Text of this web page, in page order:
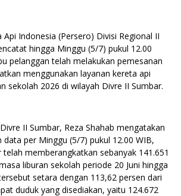
Api Indonesia (Persero) Divisi Regional II
hingga Minggu (5/7) pukul 12.00
pelanggan telah melakukan pemesanan
menggunakan layanan kereta api
sekolah 2026 di wilayah Divre II Sumbar.
II Sumbar, Reza Shahab mengatakan
data per Minggu (5/7) pukul 12.00 WIB,
telah memberangkatkan sebanyak 141.651
liburan sekolah periode 20 Juni hingga
setara dengan 113,62 persen dari
duduk yang disediakan, yaitu 124.672